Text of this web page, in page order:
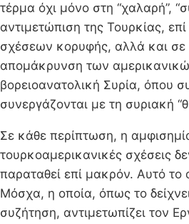
τέρμα όχι μόνο στη “χαλαρή”,
αντιμετώπιση της Τουρκίας,
σχέσεων κορυφής, αλλά και σε
απομάκρυνση των
βορειοανατολική Συρία, όπου
συνεργάζονται με τη συριακή
Σε κάθε περίπτωση, η
τουρκοαμερικανικές σχέσεις
παραταθεί επί μακρόν. Αυτό το
Μόσχα, η οποία, όπως το
συζήτηση, αντιμετωπίζει τον